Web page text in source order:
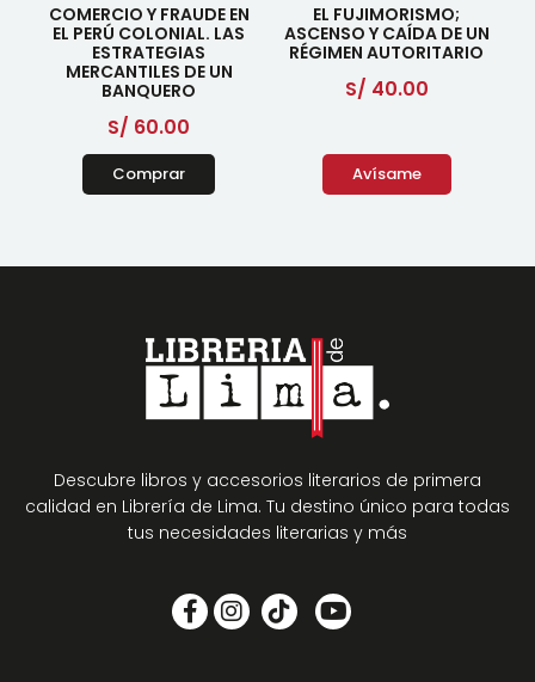
COMERCIO Y FRAUDE EN
EL PERÚ COLONIAL. LAS
ESTRATEGIAS
MERCANTILES DE UN
BANQUERO
S/ 60.00
Comprar
EL FUJIMORISMO;
ASCENSO Y CAÍDA DE UN
RÉGIMEN AUTORITARIO
S/ 40.00
Avísame
Descubre libros y accesorios literarios de primera
calidad en Librería de Lima. Tu destino único para todas
tus necesidades literarias y más